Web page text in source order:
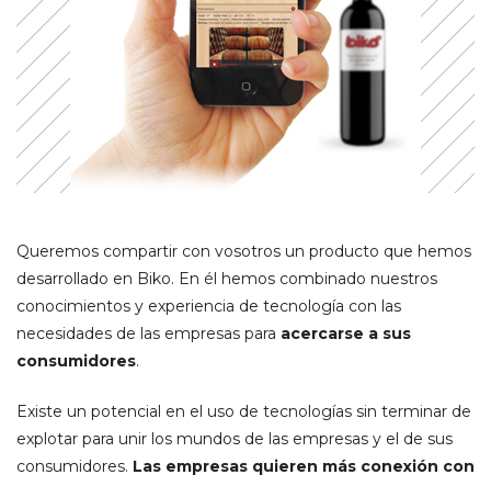
Queremos compartir con vosotros un producto que hemos
desarrollado en Biko. En él hemos combinado nuestros
conocimientos y experiencia de tecnología con las
necesidades de las empresas para acercarse a sus
consumidores.
Existe un potencial en el uso de tecnologías sin terminar de
explotar para unir los mundos de las empresas y el de sus
consumidores. Las empresas quieren más conexión con